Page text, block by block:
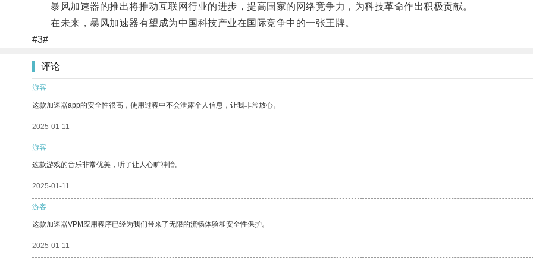
暴风加速器的推出将推动互联网行业的进步，提高国家的网络竞争力，为科技革命作出积极贡献。
在未来，暴风加速器有望成为中国科技产业在国际竞争中的一张王牌。
#3#
评论
游客
这款加速器app的安全性很高，使用过程中不会泄露个人信息，让我非常放心。
2025-01-11
游客
这款游戏的音乐非常优美，听了让人心旷神怡。
2025-01-11
游客
这款加速器VPM应用程序已经为我们带来了无限的流畅体验和安全性保护。
2025-01-11